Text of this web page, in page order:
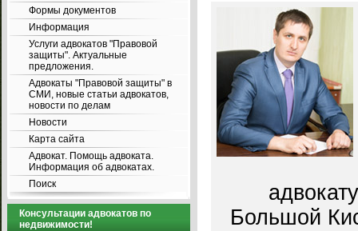
Формы документов
Информация
Услуги адвокатов "Правовой
защиты". Актуальные
предложения.
Адвокаты "Правовой защиты" в
СМИ, новые статьи адвокатов,
новости по делам
Новости
Карта сайта
Адвокат. Помощь адвоката.
Информация об адвокатах.
Поиск
Консультации адвокатов по
недвижимости!
Большой